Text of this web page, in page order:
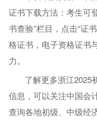
证书下载方法：考生可
书查验”栏目，点击“证
格证书，电子资格证书
力。
了解更多浙江2025
信息，可以关注中国会
查询各地初级、中级经